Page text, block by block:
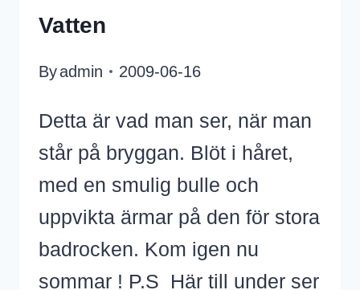
Vatten
Byadmin 2009-06-16
Detta är vad man ser, när man
står på bryggan. Blöt i håret,
med en smulig bulle och
uppvikta ärmar på den för stora
badrocken. Kom igen nu
sommar ! P.S Här till under ser